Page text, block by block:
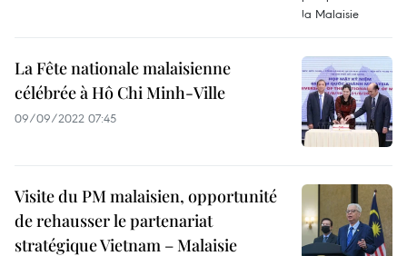
La Fête nationale malaisienne
célébrée à Hô Chi Minh-Ville
09/09/2022 07:45
Visite du PM malaisien, opportunité
de rehausser le partenariat
stratégique Vietnam – Malaisie